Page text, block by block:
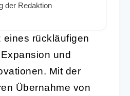
der Redaktion
eines rückläufigen
und
Mit der
Übernahme von